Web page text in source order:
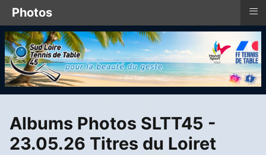
Albums Photos SLTT45 -
23.05.26 Titres du Loiret
Photos ≡